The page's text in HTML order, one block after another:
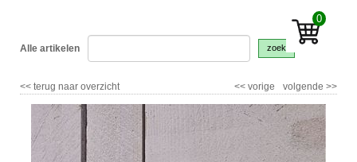
0
Alle artikelen zoek
<< terug naar overzicht volgende >>
<< vorige